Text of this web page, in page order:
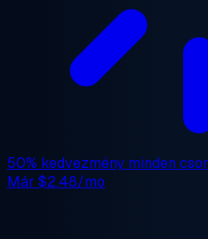
50% kedvezmény minden
Már $2.48/mo